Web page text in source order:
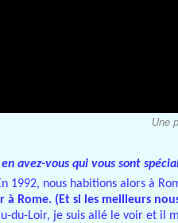
Une
avez-vous qui vous sont
1992, nous habitions alors à
à Rome. (Et si les meilleurs
du-Loir, je suis allé le voir et il